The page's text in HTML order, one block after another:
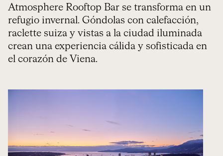
Atmosphere Rooftop Bar se transforma en un
refugio invernal. Góndolas con calefacción,
raclette suiza y vistas a la ciudad iluminada
crean una experiencia cálida y sofisticada en
el corazón de Viena.